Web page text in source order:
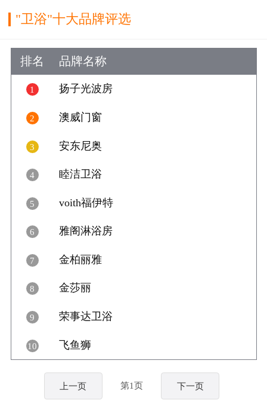
"卫浴"十大品牌评选
排名 品牌名称
好评数 好评
1 扬子光波房
9
2 澳威门窗
34
3 安东尼奥
12
4 睦洁卫浴
11 
5 voith福伊特
6 
6 雅阁淋浴房
3
7 金柏丽雅
6
8 金莎丽
5 
9 荣事达卫浴
10
10 飞鱼狮
14
上一页 第1页 下一页